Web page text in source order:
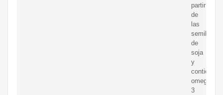
partir
de
las
semillas
de
soja
y
contiene
omega-
3